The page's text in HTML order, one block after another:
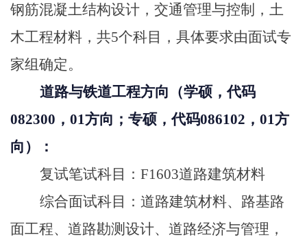
钢筋混凝土结构设计，交通管理与控制，土
木工程材料，共5个科目，具体要求由面试专
家组确定。
道路与铁道工程方向（学硕，代码
082300，01方向；专硕，代码086102，01方
向）：
复试笔试科目：F1603道路建筑材料
综合面试科目：道路建筑材料、路基路
面工程、道路勘测设计、道路经济与管理，